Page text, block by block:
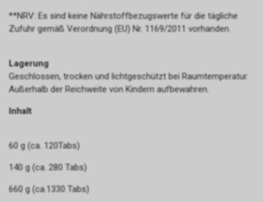
**NRV: Es sind keine Nährstoffbezugswerte für die tägliche
Zufuhr gemäß Verordnung (EU) Nr. 1169/2011 vorhanden.
Lagerung
Geschlossen, trocken und lichtgeschützt bei Raumtemperatur.
Außerhalb der Reichweite von Kindern aufbewahren.
Inhalt
60 g (ca. 120Tabs)
140 g (ca. 280 Tabs)
660 g (ca.1330 Tabs)